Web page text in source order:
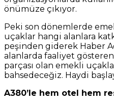
önümüze çıkıyor.
Peki son dönemlerde
uçaklar hangi alanlara
peşinden giderek Haber
alanlarda faaliyet
parçası olan emekli
bahsedeceğiz. Haydi
A380’le hem otel hem